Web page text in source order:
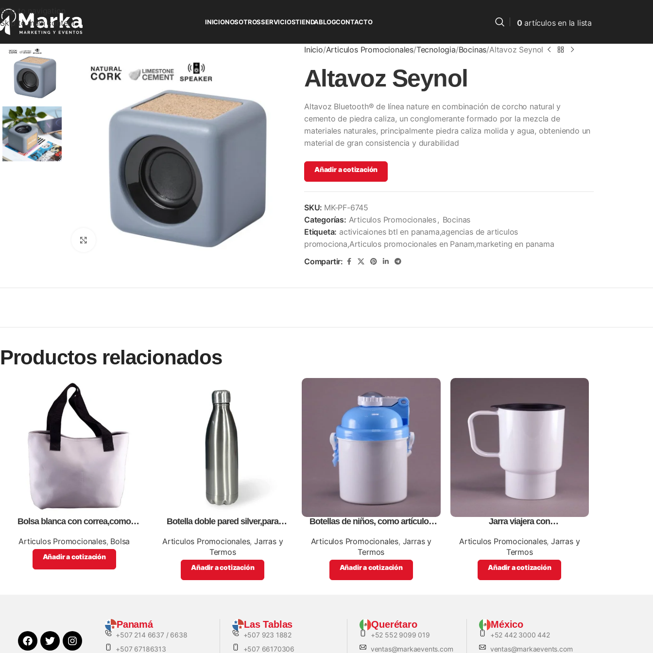
Skip to navigation
Skip to main content
INICIONOSOTROSSERVICIOSTIENDABLOGCONTACTO 0artículosen la lista
Clic para ampliar
Inicio Articulos Promocionales Tecnologia Bocinas Altavoz Seynol
Altavoz Seynol
Altavoz Bluetooth® de línea nature en combinación de corcho natural y
cemento de piedra caliza, un conglomerante formado por la mezcla de
materiales naturales, principalmente piedra caliza molida y agua, obteniendo un
material de gran consistencia y durabilidad
Añadir a cotización
SKU: MK-PF-6745
Categorías: Articulos Promocionales, Bocinas
Etiqueta: activicaiones btl en panama,agencias de articulos
promociona,Articulos promocionales en Panam,marketing en panama
Compartir:
Productos relacionados
Bolsa blanca con correa,como
Articulos Promocionales, Bolsa
Añadir a cotización
Botella doble pared silver,para
Articulos Promocionales,Jarras y
Termos
Añadir a cotización
Botellas de niños, como artículos
Articulos Promocionales, Jarras y
Termos
Añadir a cotización
Jarra viajera con
full color
Articulos Promocionales,Jarras y
Termos
Añadir a cotización
Panamá
+507 214 6637 / 6638
+507 67186313
Las Tablas
+507 923 1882
+507 66170306
Querétaro
+52 552 9099 019
ventas@markaevents.com
México
+52 442 3000 442
ventas@markaevents.com